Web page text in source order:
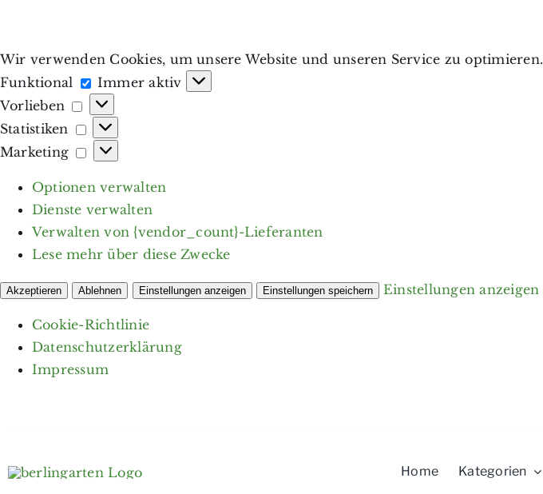
Wir verwenden Cookies, um unsere Website und unseren Service zu optimieren.
Funktional
Funktional
Immer aktiv
Vorlieben
Vorlieben
Statistiken
Statistiken
Marketing
Marketing
Optionen verwalten
Dienste verwalten
Verwalten von {vendor_count}-Lieferanten
Lese mehr über diese Zwecke
Akzeptieren Ablehnen Einstellungen anzeigen Einstellungen speichern Einstellungen anzeigen
Cookie-Richtlinie
Datenschutzerklärung
Impressum
Home Kategorien